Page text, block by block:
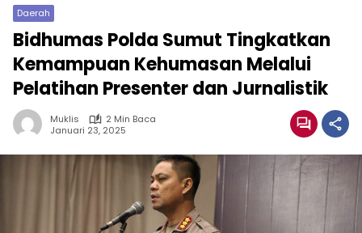
Daerah
Bidhumas Polda Sumut Tingkatkan
Kemampuan Kehumasan Melalui
Pelatihan Presenter dan Jurnalistik
Muklis
2 Min Baca
Januari 23, 2025